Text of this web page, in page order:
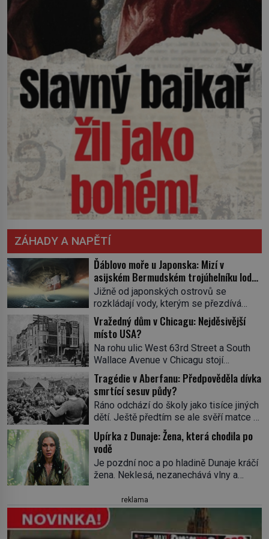
ZÁHADY A NAPĚTÍ
Ďáblovo moře u Japonska: Mizí v
asijském Bermudském trojúhelníku lodě
ve spárech neznámé síly?
Jižně od japonských ostrovů se
rozkládají vody, kterým se přezdívá
Ďáblovo moře. Vypráví se o lodích
mizejících beze stopy, podivných
světlech, zrádných proudech i mořských
dracích, kteří měli tyto končiny střežit už
v dávných legendách. Je tichomořský
Dračí trojúhelník skutečně prokletým
místem, nebo se zde jen nebezpečná
příroda proměnila v jednu z
nejpůsobivějších námořních záhad? […]
Vražedný dům v Chicagu: Nejděsivější
místo USA?
Na rohu ulic West 63rd Street a South
Wallace Avenue v Chicagu stojí
nenápadná pošta. Nemá žádný speciální
nápis ani pamětní desku. A přesto prý
místní zaměstnanci neradi chodí do
sklepa. Právě tady totiž sídlil sériový
vrah H. H. Holmes a také
nejpropracovanější past na lidi
v dějinách americké kriminalistiky.
Herman Webster Mudgett (1861–1896)
přijíždí […]
Tragédie v Aberfanu: Předpověděla dívka
smrtící sesuv půdy?
Ráno odchází do školy jako tisíce jiných
dětí. Ještě předtím se ale svěří matce s
podivným snem. Ve škole, kterou dobře
zná, tentokrát nevidí budovu ani
spolužáky. Místo nich se před ní tyčí
cosi temného. O několik hodin později je
mrtvá. Mohla devítiletá Zahlédla vlastní
vesnice Aberfan […]
Upírka z Dunaje: Žena, která chodila po
vodě
Je pozdní noc a po hladině Dunaje kráčí
žena. Neklesá, nezanechává vlny a
pod ní byla dlažbou. Muž, který ji z
břehu pozoruje, ji údajně poznává, jenže
Ruža Vlajna má být v tu chvíli mrtvá celé
století. Vesnice Kisiljevo v
reklama